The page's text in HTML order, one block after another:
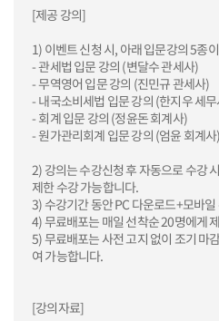
[제공 강의]
1) 이벤트 신청 시, 아래 입문강의 5종
- 관세법 입문 강의 (변달수 관세사)
- 무역영어 입문 강의 (진민규 관세사)
- 내국소비세법 입문 강의 (한지우 세
- 회계 입문 강의 (정윤돈 회계사)
- 원가관리회계 입문 강의 (엄윤 회계사)
2) 강의는 수강신청 후 자동으로 수강
제한 수강 가능합니다.
3) 수강기간 동안 PC 다운로드+모바
4) 무료배포는 매일 선착순 20명에게
5) 무료배포는 사전 고지 없이 조기 마
여 가능합니다.
[강의자료]